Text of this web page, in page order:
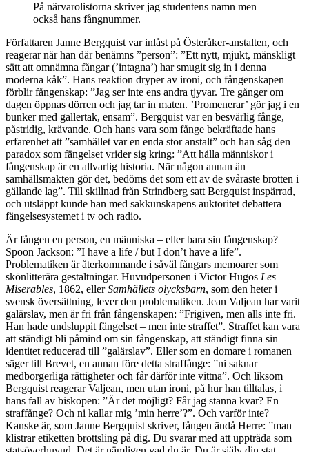
På närvarolistorna skriver jag studentens namn men
också hans fångnummer.
Författaren Janne Bergquist var inlåst på Österåker-anstalten, och
reagerar när han där benämns ”person”: ”Ett nytt, mjukt, mänskligt
sätt att omnämna fångar (’intagna’) har smugit sig in i denna
moderna kåk”. Hans reaktion dryper av ironi, och fångenskapen
förblir fångenskap: ”Jag ser inte ens andra tjyvar. Tre gånger om
dagen öppnas dörren och jag tar in maten. ’Promenerar’ gör jag i en
bunker med gallertak, ensam”. Bergquist var en besvärlig fånge,
påstridig, krävande. Och hans vara som fånge bekräftade hans
erfarenhet att ”samhället var en enda stor anstalt” och han såg den
paradox som fängelset vrider sig kring: ”Att hålla människor i
fångenskap är en allvarlig historia. När någon annan än
samhällsmakten gör det, bedöms det som ett av de svåraste brotten i
gällande lag”. Till skillnad från Strindberg satt Bergquist inspärrad,
och utsläppt kunde han med sakkunskapens auktoritet debattera
fängelsesystemet i tv och radio.
Är fången en person, en människa – eller bara sin fångenskap?
Spoon Jackson: ”I have a life / but I don’t have a life”.
Problematiken är återkommande i såväl fångars memoarer som
skönlitterära gestaltningar. Huvudpersonen i Victor Hugos Les
Miserables, 1862, ellerSamhällets olycksbarn, som den heter i
svensk översättning, lever den problematiken. Jean Valjean har varit
galärslav, men är fri från fångenskapen: ”Frigiven, men alls inte fri.
Han hade undsluppit fängelset – men inte straffet”. Straffet kan vara
att ständigt bli påmind om sin fångenskap, att ständigt finna sin
identitet reducerad till ”galärslav”. Eller som en domare i romanen
säger till Brevet, en annan före detta straffånge: ”ni saknar
medborgerliga rättigheter och får därför inte vittna”. Och liksom
Bergquist reagerar Valjean, men utan ironi, på hur han tilltalas, i
hans fall av biskopen: ”Är det möjligt? Får jag stanna kvar? En
straffånge? Och ni kallar mig ’min herre’?”. Och varför inte?
Kanske är, som Janne Bergquist skriver, fången ändå Herre: ”man
klistrar etiketten brottsling på dig. Du svarar med att uppträda som